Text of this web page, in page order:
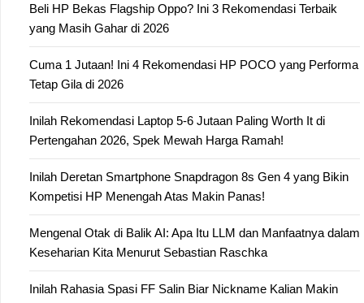
Beli HP Bekas Flagship Oppo? Ini 3 Rekomendasi Terbaik
yang Masih Gahar di 2026
Cuma 1 Jutaan! Ini 4 Rekomendasi HP POCO yang Performa
Tetap Gila di 2026
Inilah Rekomendasi Laptop 5-6 Jutaan Paling Worth It di
Pertengahan 2026, Spek Mewah Harga Ramah!
Inilah Deretan Smartphone Snapdragon 8s Gen 4 yang Bikin
Kompetisi HP Menengah Atas Makin Panas!
Mengenal Otak di Balik AI: Apa Itu LLM dan Manfaatnya dalam
Keseharian Kita Menurut Sebastian Raschka
Inilah Rahasia Spasi FF Salin Biar Nickname Kalian Makin